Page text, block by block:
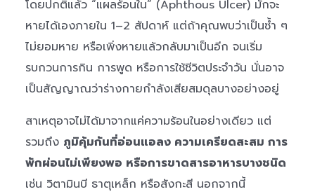
โดยปกติแล้ว “แผลร้อนใน” (Aphthous Ulcer) มักจะ
หายได้เองภายใน 1–2 สัปดาห์ แต่ถ้าคุณพบว่าเป็นซ้ำ ๆ
ไม่ยอมหาย หรือเพิ่งหายแล้วกลับมาเป็นอีก จนเริ่ม
รบกวนการกิน การพูด หรือการใช้ชีวิตประจำวัน นั่นอาจ
เป็นสัญญาณว่าร่างกายกำลังเสียสมดุลบางอย่างอยู่
สาเหตุอาจไม่ได้มาจากแค่ความร้อนในอย่างเดียว แต่
รวมถึง ภูมิคุ้มกันที่อ่อนแอลง ความเครียดสะสม การ
พักผ่อนไม่เพียงพอ หรือการขาดสารอาหารบางชนิด
เช่น วิตามินบี ธาตุเหล็ก หรือสังกะสี นอกจากนี้